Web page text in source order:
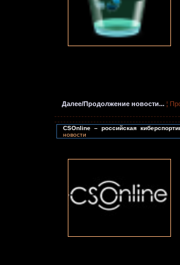
Далее/Продолжение новости... ¦
CSOnline – российская
новости